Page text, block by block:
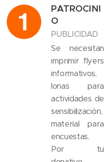
PATROCINI
O
PUBLICIDAD
Se necesitan
imprimir flyers
informativos,
lonas para
actividades de
sensibilización,
material para
encuestas.
Por tu